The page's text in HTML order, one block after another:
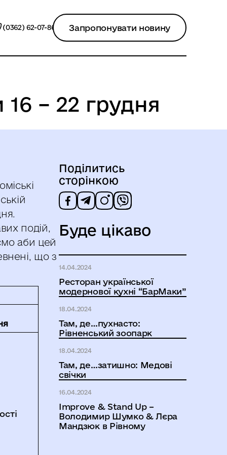
(0362) 62-07-86 Запропонувати новину
– 22 грудня
подій,
аби цей
що з
Поділитись
сторінкою
Буде цікаво
14.04.2024
Ресторан української
модернової кухні “БарМаки”
18.04.2024
Там, де…пухнасто:
Рівненський зоопарк
18.04.2024
Там, де…затишно: Медові
свічки
16.04.2024
Improve & Stand Up –
Володимир Шумко & Лєра
Мандзюк в Рівному